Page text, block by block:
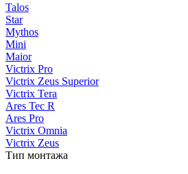
Talos
Star
Mythos
Mini
Maior
Victrix Pro
Victrix Zeus Superior
Victrix Tera
Ares Tec R
Ares Pro
Victrix Omnia
Victrix Zeus
Тип монтажа